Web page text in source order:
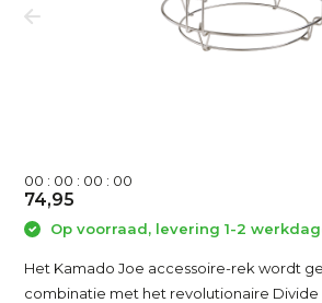
00 : 00 : 00 : 00
74,95
Op voorraad, levering 1-2
Het Kamado Joe accessoire-rek wordt
combinatie met het revolutionaire